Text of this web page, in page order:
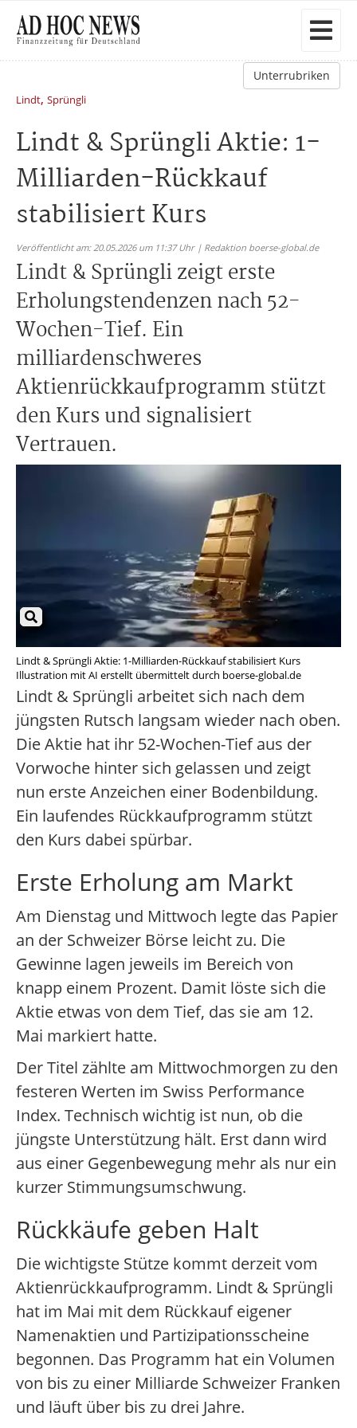
Unterrubriken
Lindt, Sprüngli
Lindt & Sprüngli Aktie: 1-
Milliarden-Rückkauf
stabilisiert Kurs
Veröffentlicht am: 20.05.2026 um 11:37 Uhr | Redaktion boerse-global.de
Lindt & Sprüngli zeigt erste
Erholungstendenzen nach 52-
Wochen-Tief. Ein
milliardenschweres
Aktienrückkaufprogramm stützt
den Kurs und signalisiert
Vertrauen.
Lindt & Sprüngli Aktie: 1-Milliarden-Rückkauf stabilisiert Kurs
Illustration mit AI erstellt übermittelt durch boerse-global.de
Lindt & Sprüngli arbeitet sich nach dem
jüngsten Rutsch langsam wieder nach oben.
Die Aktie hat ihr 52-Wochen-Tief aus der
Vorwoche hinter sich gelassen und zeigt
nun erste Anzeichen einer Bodenbildung.
Ein laufendes Rückkaufprogramm stützt
den Kurs dabei spürbar.
Erste Erholung am Markt
Am Dienstag und Mittwoch legte das Papier
an der Schweizer Börse leicht zu. Die
Gewinne lagen jeweils im Bereich von
knapp einem Prozent. Damit löste sich die
Aktie etwas von dem Tief, das sie am 12.
Mai markiert hatte.
Der Titel zählte am Mittwochmorgen zu den
festeren Werten im Swiss Performance
Index. Technisch wichtig ist nun, ob die
jüngste Unterstützung hält. Erst dann wird
aus einer Gegenbewegung mehr als nur ein
kurzer Stimmungsumschwung.
Rückkäufe geben Halt
Die wichtigste Stütze kommt derzeit vom
Aktienrückkaufprogramm. Lindt & Sprüngli
hat im Mai mit dem Rückkauf eigener
Namenaktien und Partizipationsscheine
begonnen. Das Programm hat ein Volumen
von bis zu einer Milliarde Schweizer Franken
und läuft über bis zu drei Jahre.